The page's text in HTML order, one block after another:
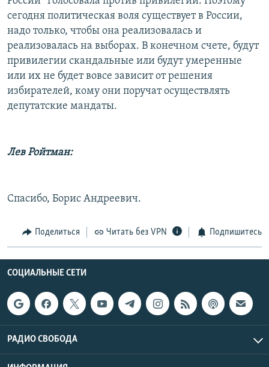
сегодня политическая воля существует в России,
надо только, чтобы она реализовалась и
реализовалась на выборах. В конечном счете, будут
привилегии скандальные или будут умеренные
или их не будет вовсе зависит от решения
избирателей, кому они поручат осуществлять
депутатские мандаты.
Лев Ройтман:
Спасибо, Борис Андреевич.
Поделиться Читать без VPN Подпишитесь
СОЦИАЛЬНЫЕ СЕТИ
РАДИО СВОБОДА